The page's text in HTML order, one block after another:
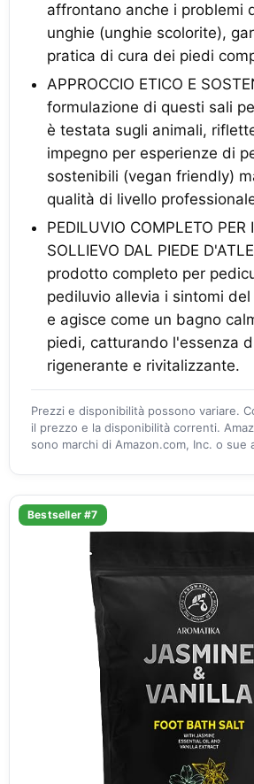
affrontano anche i problemi
unghie (unghie scolorite),
pratica di cura dei piedi
APPROCCIO ETICO E
formulazione di questi sali
è testata sugli animali,
impegno per esperienze di
sostenibili (vegan friendly)
qualità di livello
PEDILUVIO COMPLETO PER
SOLLIEVO DAL PIEDE
prodotto completo per
pediluvio allevia i sintomi
e agisce come un bagno
piedi, catturando l'essenza
rigenerante e rivitalizzante.
Prezzi e disponibilità possono variare.
il prezzo e la disponibilità correnti.
sono marchi di Amazon.com, Inc. o sue
Bestseller #7